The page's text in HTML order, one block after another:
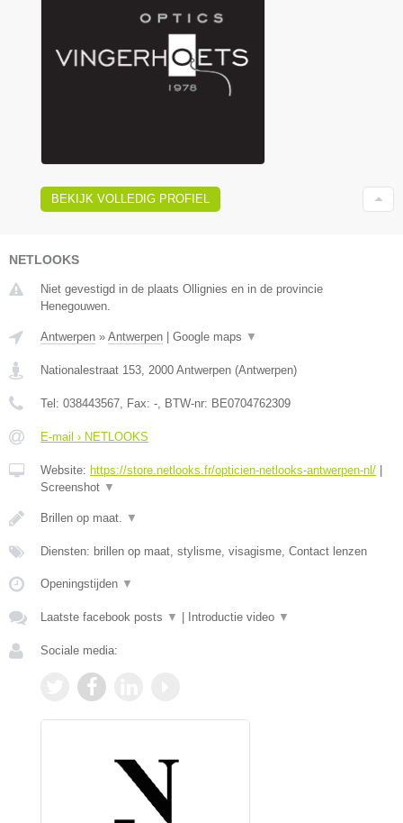
BEKIJK VOLLEDIG PROFIEL
NETLOOKS
Niet gevestigd in de plaats Ollignies en in de provincie
Henegouwen.
Antwerpen » Antwerpen | Google maps ▼
Nationalestraat 153 2000 Antwerpen (Antwerpen)
Tel: 038443567 , Fax: - , BTW-nr: BE0704762309
E-mail › NETLOOKS
Website: https://store.netlooks.fr/opticien-netlooks-antwerpen-nl/ |
Screenshot ▼
Brillen op maat. ▼
Diensten: brillen op maat, stylisme, visagisme, Contact lenzen
Openingstijden ▼
Laatste facebook posts ▼ | Introductie video ▼
Sociale media: